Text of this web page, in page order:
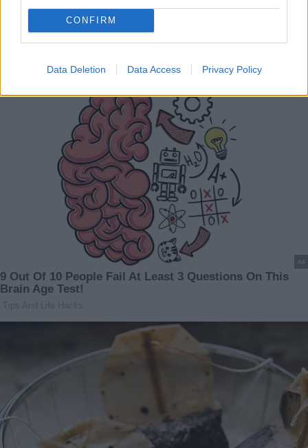
CONFIRM
Data Deletion Data Access Privacy Policy